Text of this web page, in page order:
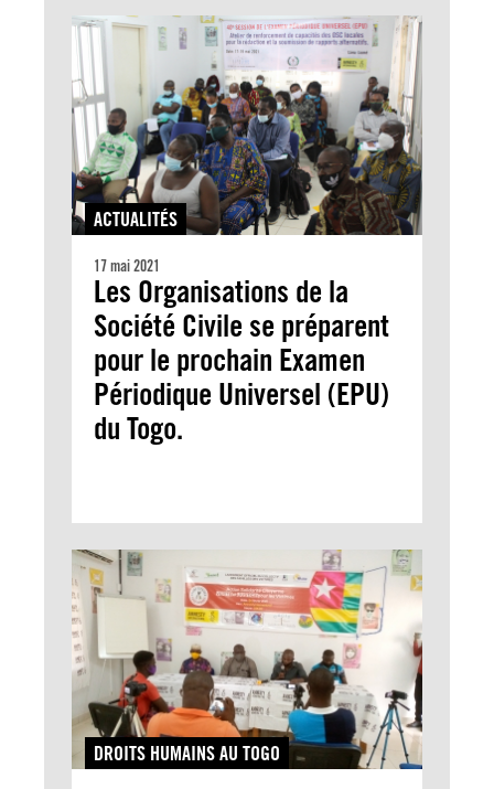
ACTUALITÉS
17 mai 2021
Les Organisations de la
Société Civile se préparent
pour le prochain Examen
Périodique Universel (EPU)
du Togo.
DROITS HUMAINS AU TOGO